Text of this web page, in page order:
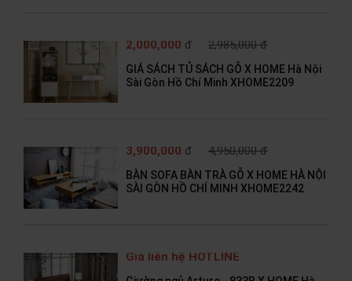
2,000,000 đ 2,985,000 đ
GIÁ SÁCH TỦ SÁCH GỖ X HOME Hà Nội
Sài Gòn Hồ Chí Minh XHOME2209
3,900,000 đ 4,950,000 đ
BÀN SOFA BÀN TRÀ GỖ X HOME HÀ NỘI
SÀI GÒN HỒ CHÍ MINH XHOME2242
Giá liên hệ HOTLINE